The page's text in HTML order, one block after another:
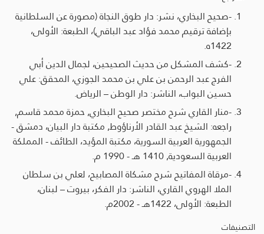
-صحيح البخاري، نشر: دار طوق النجاة (مصورة عن السلطانية
بإضافة ترقيم محمد فؤاد عبد الباقي)، الطبعة: الأولى،
1422ه.
-كشف المشكل من حديث الصحيحين، لجمال الدين أبي
الفرج عبد الرحمن بن علي بن محمد الجوزي، المحقق: علي
حسين البواب، الناشر: دار الوطن – الرياض.
-منار القاري شرح مختصر صحيح البخاري, حمزة محمد قاسم,
راجعه: الشيخ عبد القادر الأرناؤوط, مكتبة دار البيان، دمشق -
الجمهورية العربية السورية، مكتبة المؤيد، الطائف - المملكة
العربية السعودية, 1410 هـ - 1990 م.
-مرقاة المفاتيح شرح مشكاة المصابيح، لعلي بن سلطان
الملا الهروي القاري، الناشر: دار الفكر، بيروت – لبنان،
الطبعة: الأولى، 1422هـ - 2002م.
التصنيفات